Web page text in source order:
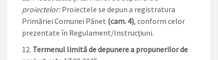
proiectelor:Proiectele se depun a registratura
Primăriei Comunei Pănet (cam. 4), conform celor
prezentate în Regulament/Instrucţiuni.
Termenul limită de depunere a propunerilor de